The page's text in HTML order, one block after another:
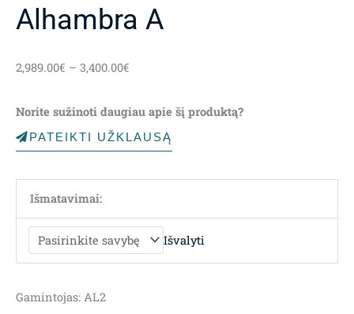
Alhambra A
2,989.00€ – 3,400.00€
through
3,400.00€
Norite sužinoti daugiau apie šį produktą?
PATEIKTI UŽKLAUSĄ
Išmatavimai:
Išvalyti
Gamintojas: AL2